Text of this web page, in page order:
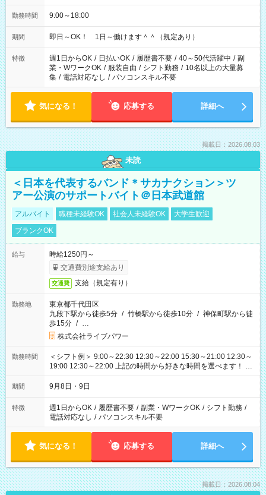
勤務時間 9:00～18:00
期間 即日～OK！ 1日～働けます＾＾（規定あり）
特徴 週1日からOK / 日払いOK / 履歴書不要 / 40～50代活躍中 / 副
業・WワークOK / 服装自由 / シフト勤務 / 10名以上の大量募
集 / 電話対応なし / パソコンスキル不要
気になる！ 応募する 詳細へ
掲載日：2026.08.03
未読
＜日本を代表するバンド＊サカナクション＞ツ
アー公演のサポートバイト＠日本武道館
アルバイト 職種未経験OK 社会人未経験OK
大学生歓迎
ブランクOK
給与
時給1250円～
交通費別途支給あり
交通費 支給（規定有り）
勤務地
東京都千代田区
九段下駅から徒歩5分 / 竹橋駅から徒歩10分 / 神保町駅から徒
歩15分 / …
株式会社ライブパワー
勤務時間
＜シフト例＞ 9:00～22:30 12:30～22:00 15:30～21:00 12:30～
19:00 12:30～22:00 上記の時間から好きな時間を選べます！ ※
時間は変更となる可能性があります
期間 9月8日・9日
特徴 週1日からOK / 履歴書不要 / 副業・WワークOK / シフト勤務 /
電話対応なし / パソコンスキル不要
気になる！ 応募する 詳細へ
掲載日：2026.08.04